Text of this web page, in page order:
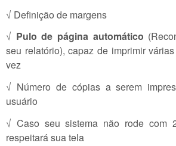
√ Definição de margens
√ Pulo de página automático
seu relatório), capaz de imprimir
vez
√ Número de cópias a serem
usuário
√ Caso seu sistema não rode com
respeitará sua tela